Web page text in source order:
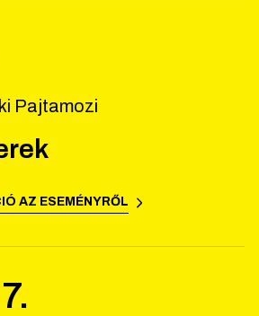
Pajtamozi
AZ ESEMÉNYRŐL
7.